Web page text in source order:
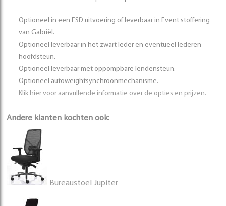
Optioneel in een ESD uitvoering of leverbaar in Event stoffering
van Gabriël.
Optioneel leverbaar in het zwart leder en eventueel lederen
hoofdsteun.
Optioneel leverbaar met oppompbare lendensteun.
Optioneel autoweightsynchroonmechanisme.
Klik hier voor aanvullende informatie over de opties en prijzen.
Andere klanten kochten ook:
Bureaustoel Jupiter